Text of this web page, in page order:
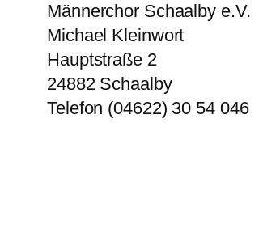
Männerchor Schaalby e.V.
Michael Kleinwort
Hauptstraße 2
24882 Schaalby
Telefon (04622) 30 54 046